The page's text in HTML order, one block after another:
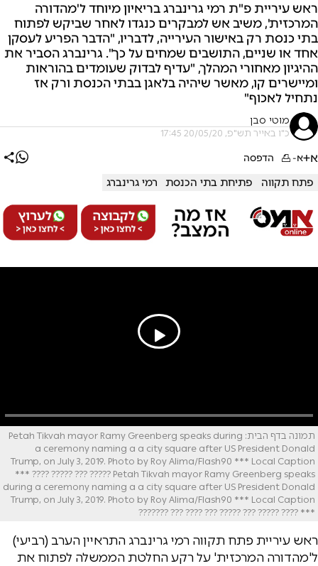
ראש עיריית פ"ת רמי גרינברג בריאיון מיוחד ל'מהדורה
המרכזית', משיב אש למבקרים כנגדו לאחר שביקש לפתוח
בתי כנסת רק באישור העירייה, לדבריו, "הדבר הפריע לעסקן
אחד או שניים, התושבים שמחים על כך". גרינברג הסביר את
ההיגיון מאחורי המהלך, "עדיף לבדוק שעומדים בהוראות
ומיישרים קו, מאשר שיהיה בלאגן בבתי הכנסת ורק אז
נתחיל לאכוף"
מוטי סבן
כ"ו באייר תש"פ, 20/05/20 17:45
א+א- הדפסה
פתח תקווה פתיחת בתי הכנסת רמי גרינברג
תמונה בדף הבית: Petah Tikvah mayor Ramy Greenberg speaks during
a ceremony naming a a city square after US President Donald
Trump, on July 3, 2019. Photo by Roy Alima/Flash90 *** Local Caption
*** ???? ????? ??? ????? Petah Tikvah mayor Ramy Greenberg speaks
during a ceremony naming a a city square after US President Donald
Trump, on July 3, 2019. Photo by Roy Alima/Flash90 *** Local Caption
*** ???? ????? ??? ????? ??? ???? ??? ???????
ראש עיריית פתח תקווה רמי גרינברג התראיין הערב (רביעי)
ל'מהדורה המרכזית' על רקע החלטת הממשלה לפתוח את